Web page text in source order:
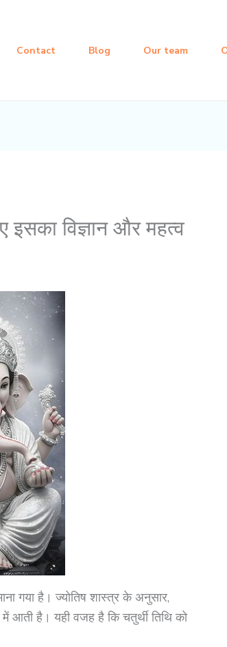
Contact Blog Our team
इसका विज्ञान और महत्व
गया है। ज्योतिष शास्त्र के अनुसार,
आती है। यही वजह है कि चतुर्थी तिथि को